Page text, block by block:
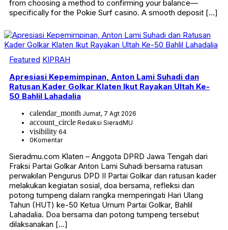
from choosing a method to confirming your balance—
specifically for the Pokie Surf casino. A smooth deposit […]
Featured KIPRAH
Apresiasi Kepemimpinan, Anton Lami Suhadi dan
Ratusan Kader Golkar Klaten Ikut Rayakan Ultah Ke-
50 Bahlil Lahadalia
calendar_month Jumat, 7 Agt 2026
account_circle Redaksi SieradMU
visibility 64
0Komentar
Sieradmu.com Klaten – Anggota DPRD Jawa Tengah dari
Fraksi Partai Golkar Anton Lami Suhadi bersama ratusan
perwakilan Pengurus DPD II Partai Golkar dan ratusan kader
melakukan kegiatan sosial, doa bersama, refleksi dan
potong tumpeng dalam rangka memperingati Hari Ulang
Tahun (HUT) ke-50 Ketua Umum Partai Golkar, Bahlil
Lahadalia. Doa bersama dan potong tumpeng tersebut
dilaksanakan […]